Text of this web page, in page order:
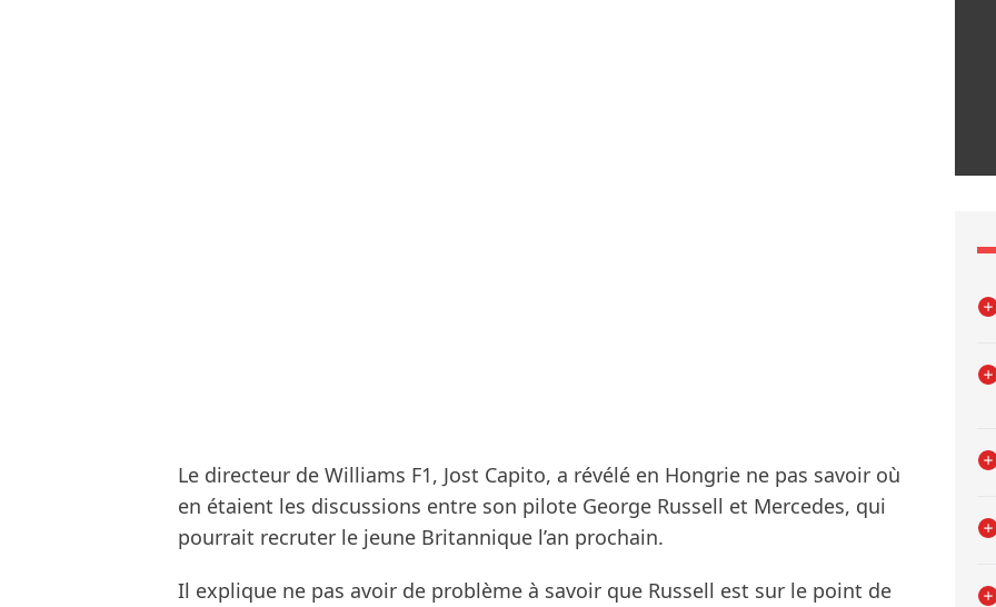
Le directeur de Williams F1, Jost Capito, a révélé en Hongrie ne pas savoir où
en étaient les discussions entre son pilote George Russell et Mercedes, qui
pourrait recruter le jeune Britannique l’an prochain.
Il explique ne pas avoir de problème à savoir que Russell est sur le point de